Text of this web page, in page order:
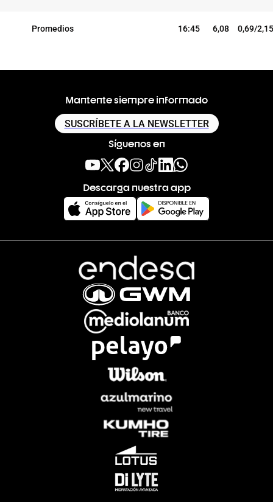
Promedios 16:45 6,08 0,69/
Mantente siempre informado
SUSCRÍBETE A LA NEWSLETTER
Síguenos en
Descarga nuestra app